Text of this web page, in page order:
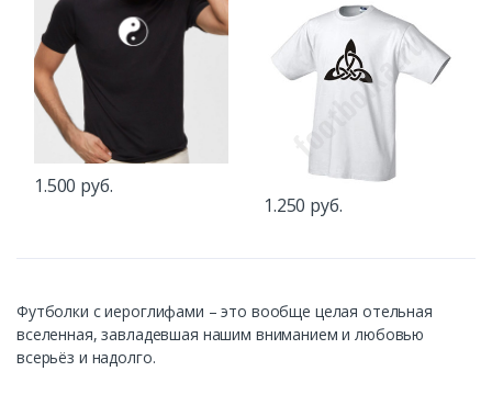
1.500 руб.
1.250 руб.
Футболки с иероглифами – это вообще целая отельная
вселенная, завладевшая нашим вниманием и любовью
всерьёз и надолго.